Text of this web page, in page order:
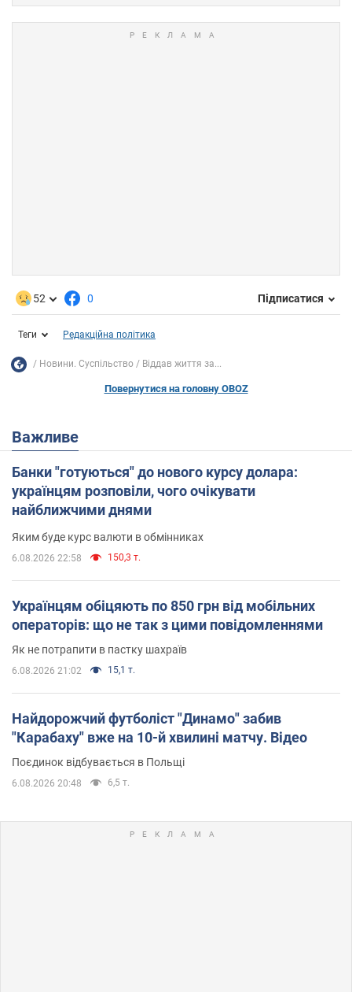
52 0 Підписатися
Теги Редакційна політика
Новини. Суспільство Віддав життя за...
Повернутися на головну OBOZ
Важливе
Банки "готуються" до нового курсу долара:
українцям розповіли, чого очікувати
найближчими днями
Яким буде курс валюти в обмінниках
6.08.2026 22:58 150,3 т.
Українцям обіцяють по 850 грн від мобільних
операторів: що не так з цими повідомленнями
Як не потрапити в пастку шахраїв
6.08.2026 21:02 15,1 т.
Найдорожчий футболіст "Динамо" забив
"Карабаху" вже на 10-й хвилині матчу. Відео
Поєдинок відбувається в Польщі
6.08.2026 20:48 6,5 т.